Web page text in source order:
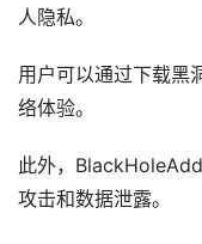
人隐私。
用户可以通过下载黑
络体验。
此外，
攻击和数据泄露。